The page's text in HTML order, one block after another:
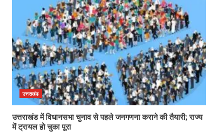
उत्तराखंड
उत्तराखंड में विधानसभा चुनाव से पहले जनगणना कराने की तैयारी; राज्य
में ट्रायल हो चुका पूरा